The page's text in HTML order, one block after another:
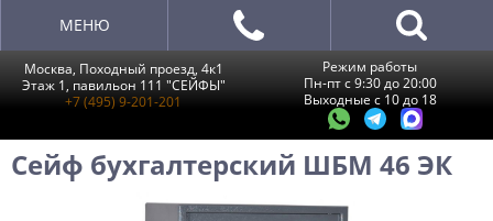
Москва, Походный проезд, 4к1
Этаж 1, павильон 111 "СЕЙФЫ"
+7 (495) 9-201-201
Режим работы
Пн-пт с 9:30 до 20:00
Выходные с 10 до 18
МЕНЮ
Сейф бухгалтерский ШБМ 46 ЭК